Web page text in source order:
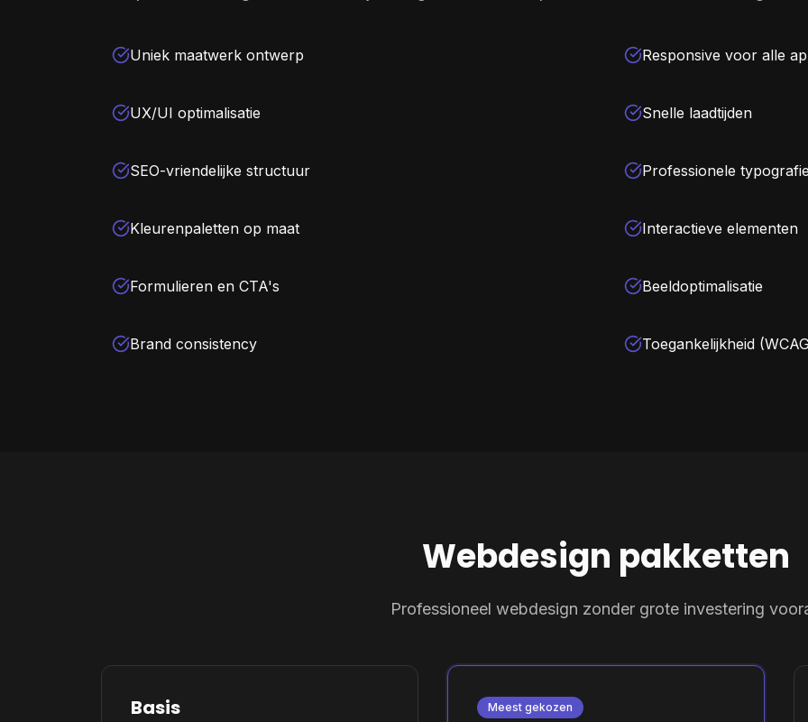
Uniek maatwerk ontwerp Responsive voor alle
UX/UI optimalisatie Snelle laadtijden
SEO-vriendelijke structuur Professionele
Kleurenpaletten op maat Interactieve elementen
Formulieren en CTA's Beeldoptimalisatie
Brand consistency Toegankelijkheid
Webdesign pakketten
Professioneel webdesign zonder grote investering
Basis Meest gekozen